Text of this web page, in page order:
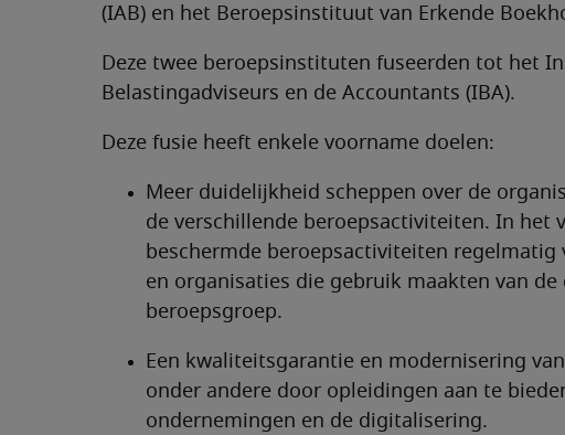
(IAB) en het Beroepsinstituut van Erkende
Deze twee beroepsinstituten fuseerden tot het
Belastingadviseurs en de Accountants (IBA).
Deze fusie heeft enkele voorname doelen:
Meer duidelijkheid scheppen over de
de verschillende beroepsactiviteiten. In het
beschermde beroepsactiviteiten
en organisaties die gebruik maakten van de
beroepsgroep.
Een kwaliteitsgarantie en modernisering
onder andere door opleidingen aan te
ondernemingen en de digitalisering.